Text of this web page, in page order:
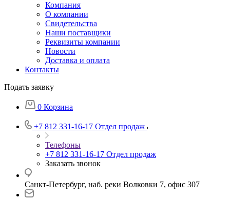
Компания
О компании
Свидетельства
Наши поставщики
Реквизиты компании
Новости
Доставка и оплата
Контакты
Подать заявку
0 Корзина
+7 812 331-16-17 Отдел продаж
Телефоны
+7 812 331-16-17 Отдел продаж
Заказать звонок
Санкт-Петербург, наб. реки Волковки 7, офис 307